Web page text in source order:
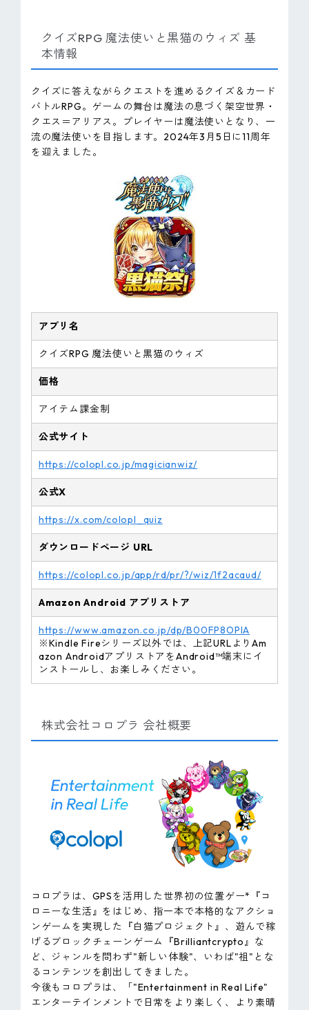
クイズRPG 魔法使いと黒猫のウィズ 基
本情報
クイズに答えながらクエストを進めるクイズ＆カード
バトルRPG。ゲームの舞台は魔法の息づく架空世界・
クエス＝アリアス。プレイヤーは魔法使いとなり、一
流の魔法使いを目指します。2024年3月5日に11周年
を迎えました。
アプリ名
クイズRPG 魔法使いと黒猫のウィズ
価格
アイテム課金制
公式サイト
https://colopl.co.jp/magicianwiz/
公式X
https://x.com/colopl_quiz
ダウンロードページ URL
https://colopl.co.jp/app/rd/pr/?/wiz/1f2acaud/
AmazonAndroid アプリストア
https://www.amazon.co.jp/dp/B00FP8OPIA
※Kindle Fireシリーズ以外では、上記URLよりAm
azon AndroidアプリストアをAndroid™端末にイ
ンストールし、お楽しみください。
株式会社コロプラ 会社概要
コロプラは、GPSを活用した世界初の位置ゲー*『コ
ロニーな生活』をはじめ、指一本で本格的なアクショ
ンゲームを実現した『白猫プロジェクト』、遊んで稼
げるブロックチェーンゲーム『Brilliantcrypto』な
ど、ジャンルを問わず"新しい体験"、いわば"祖"とな
るコンテンツを創出してきました。
今後もコロプラは、「"Entertainment in Real Life"
エンターテインメントで日常をより楽しく、より素晴